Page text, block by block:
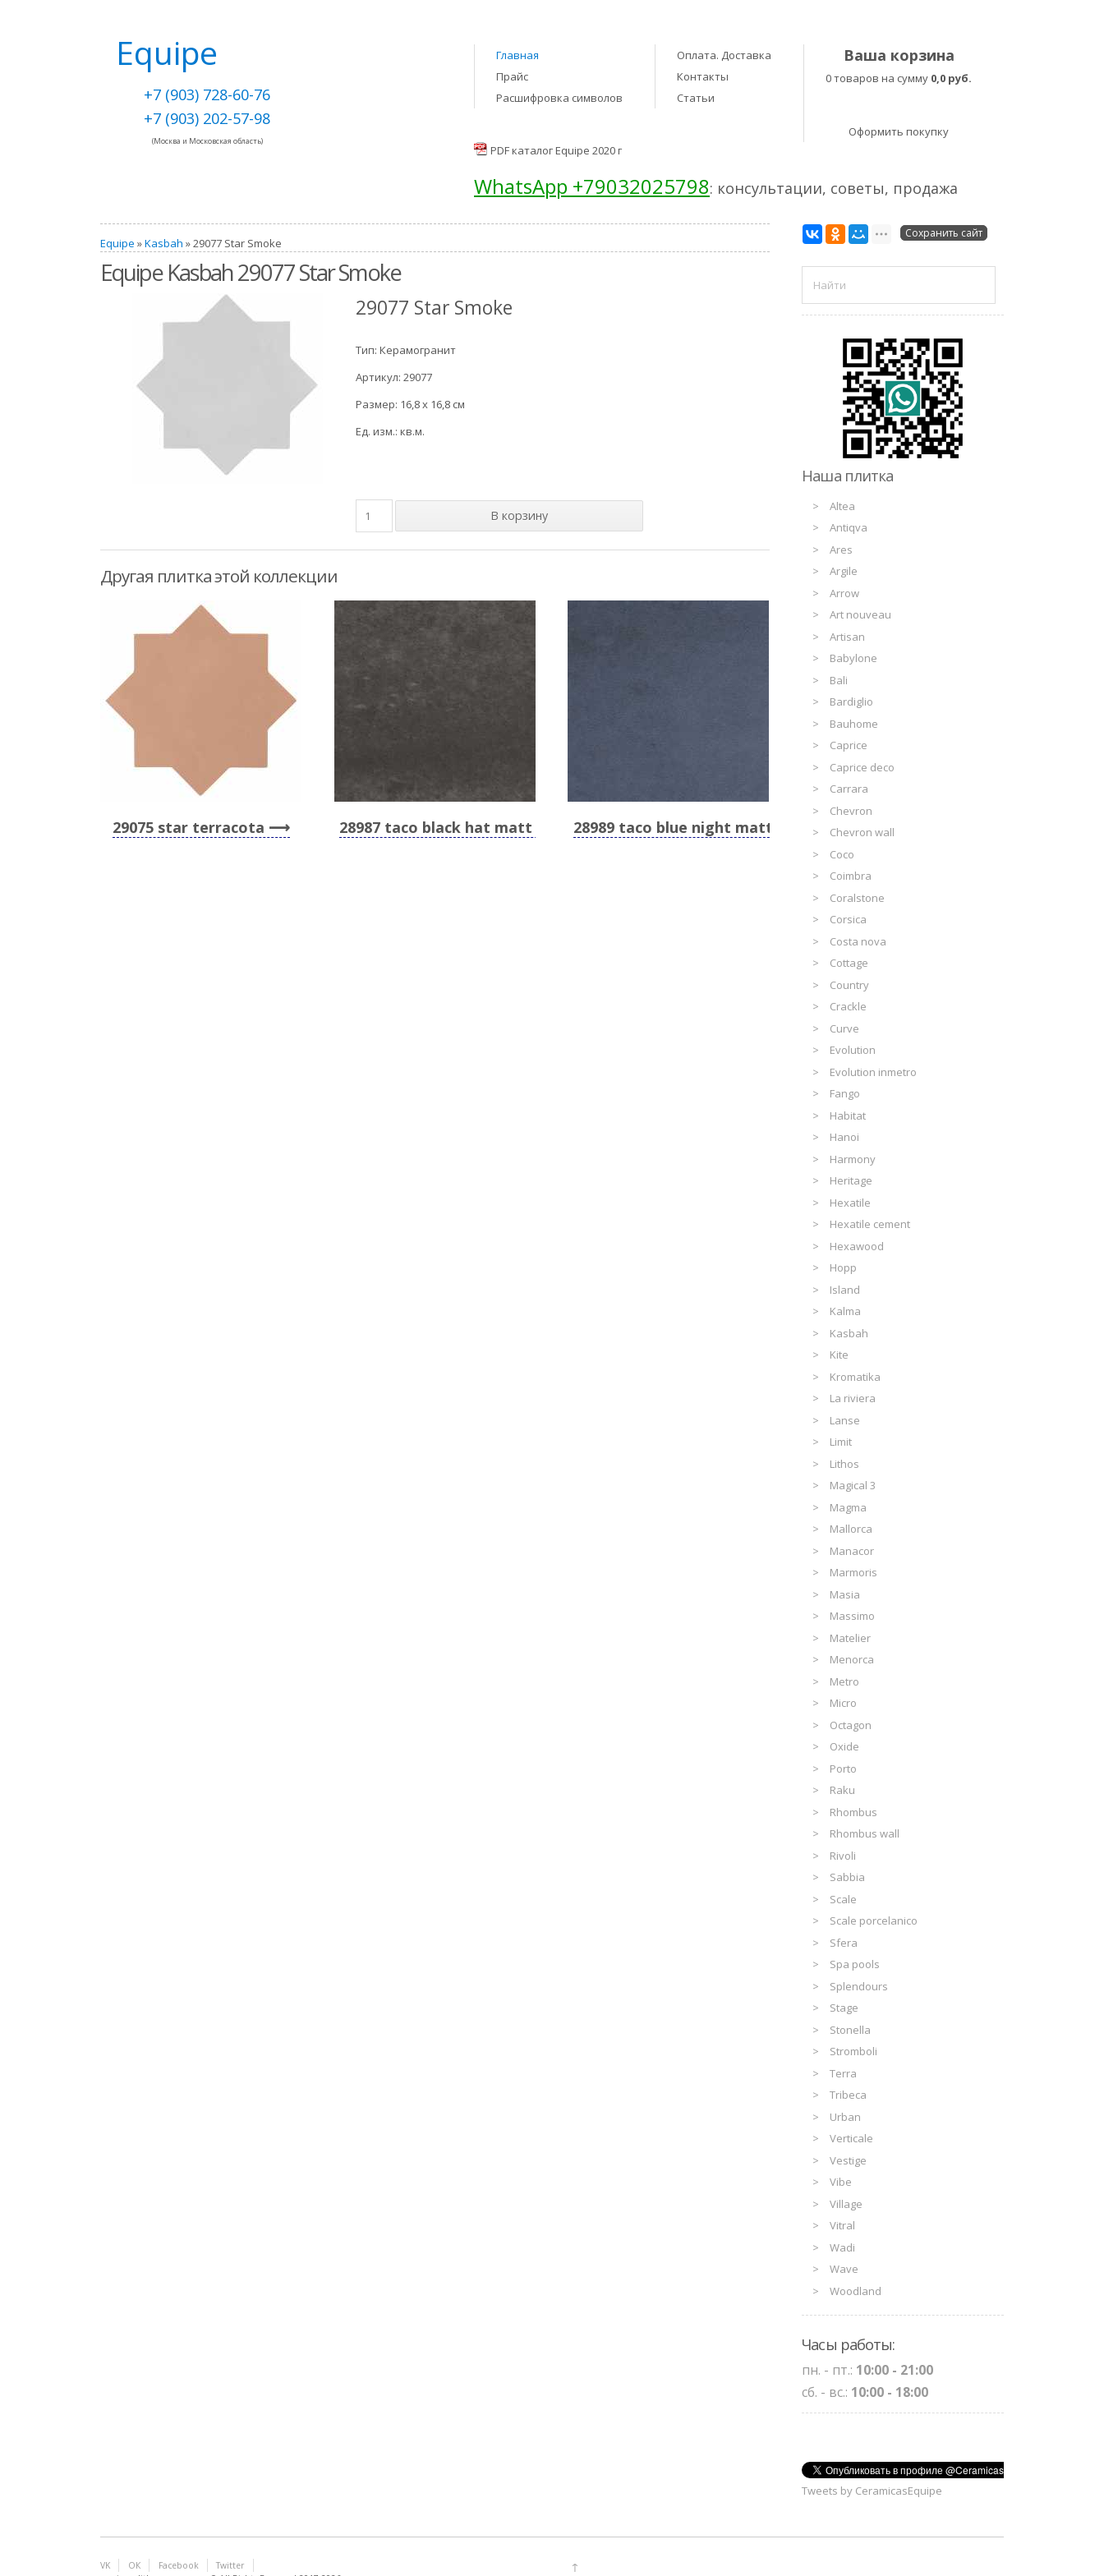
Equipe
+7 (903) 728-60-76
+7 (903) 202-57-98
(Москва и Московская область)
Главная
Прайс
Расшифровка символов
Оплата. Доставка
Контакты
Статьи
Ваша корзина
0 товаров на сумму 0,0 руб.
Оформить покупку
PDF каталог Equipe 2020 г
WhatsApp +79032025798: консультации, советы, продажа
Equipe »Kasbah » 29077 Star Smoke
Equipe Kasbah 29077 Star Smoke
29077 Star Smoke
Тип: Керамогранит
Артикул: 29077
Размер: 16,8 x 16,8 см
Ед. изм.: кв.м.
Другая плитка этой коллекции
29075 star terracota 28987 taco black hat matt 28989 taco blue night matt
Сохранить сайт
Наша плитка
Altea
Antiqva
Ares
Argile
Arrow
Art nouveau
Artisan
Babylone
Bali
Bardiglio
Bauhome
Caprice
Caprice deco
Carrara
Chevron
Chevron wall
Coco
Coimbra
Coralstone
Corsica
Costa nova
Cottage
Country
Crackle
Curve
Evolution
Evolution inmetro
Fango
Habitat
Hanoi
Harmony
Heritage
Hexatile
Hexatile cement
Hexawood
Hopp
Island
Kalma
Kasbah
Kite
Kromatika
La riviera
Lanse
Limit
Lithos
Magical 3
Magma
Mallorca
Manacor
Marmoris
Masia
Massimo
Matelier
Menorca
Metro
Micro
Octagon
Oxide
Porto
Raku
Rhombus
Rhombus wall
Rivoli
Sabbia
Scale
Scale porcelanico
Sfera
Spa pools
Splendours
Stage
Stonella
Stromboli
Terra
Tribeca
Urban
Verticale
Vestige
Vibe
Village
Vitral
Wadi
Wave
Woodland
Часы работы:
пн. - пт.: 10:00 - 21:00
сб. - вс.: 10:00 - 18:00
Tweets by CeramicasEquipe
VK ОК Facebook
Twitter
↑